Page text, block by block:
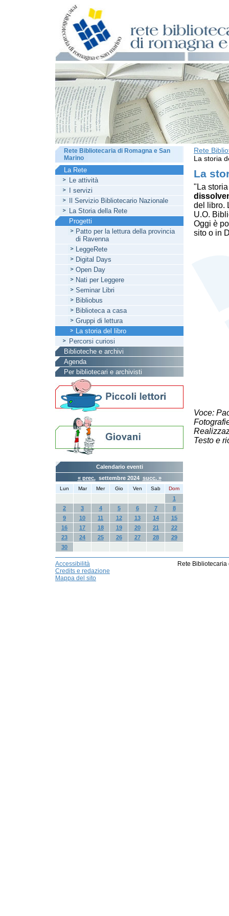
Rete
La storia
La
"La
del libro.
U.O.
Oggi è
sito o in
Voce:
Testo e
Rete Bibliotecaria di Romagna e San
Marino
La Rete
Le attività
I servizi
Il Servizio Bibliotecario Nazionale
La Storia della Rete
Progetti
Patto per la lettura della provincia
di Ravenna
LeggeRete
Digital Days
Open Day
Nati per Leggere
Seminar Libri
Bibliobus
Biblioteca a casa
Gruppi di lettura
La storia del libro
Percorsi curiosi
Biblioteche e archivi
Agenda
Per bibliotecari e archivisti
Calendario eventi
« prec.settembre 2024 succ. »
Lun Mar Mer Gio Ven Sab Dom
1
2
3 4 5 6 7
8
9
10 11 12 13 14
15
16
17 18 19 20 21
22
23
24 25 26 27 28
29
30
Accessibilità
Credits e redazione
Mappa del sito
Rete